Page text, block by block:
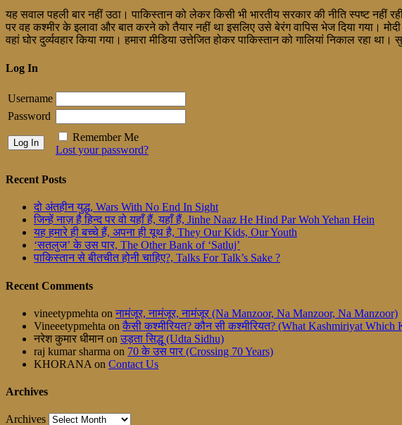
यह सवाल पहली बार नहीं उठा। पाकिस्तान को लेकर किसी भी भारतीय सरकार की नीति स्पष्ट
पर वह कश्मीर के इलावा और बात करने को तैयार नहीं था इसलिए उसे बेरंग वापिस भेज दिया गया।
वहां घोर दुर्व्यवहार किया गया। हमारा मीडिया उत्तेजित होकर पाकिस्तान को गालियां निकाल
Log In
Username
Password
Remember Me
Lost your password?
Recent Posts
दो अंतहीन युद्ध, Wars With No End In Sight
जिन्हें नाज़ है हिन्द पर वो यहाँ हैं, यहाँ हैं, Jinhe Naaz He Hind Par Woh Yehan Hein
यह हमारे ही बच्चे हैं, अपना ही यूथ है, They Our Kids, Our Youth
‘सतलुज’ के उस पार, The Other Bank of ‘Satluj’
पाकिस्तान से बीतचीत होनी चाहिए?, Talks For Talk’s Sake ?
Recent Comments
vineetypmehta on नामंजूर, नामंजूर, नामंजूर (Na Manzoor, Na Manzoor, Na Manzoor)
Vineeetypmehta on कैसी कश्मीरियत? कौन सी कश्मीरियत? (What Kashmiriyat Which
नरेश कुमार धीमानon उड़ता सिद्धू (Udta Sidhu)
raj kumar sharma on 70 के उस पार (Crossing 70 Years)
KHORANA on Contact Us
Archives
Archives